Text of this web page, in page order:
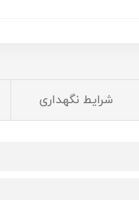
شرایط نگهداری